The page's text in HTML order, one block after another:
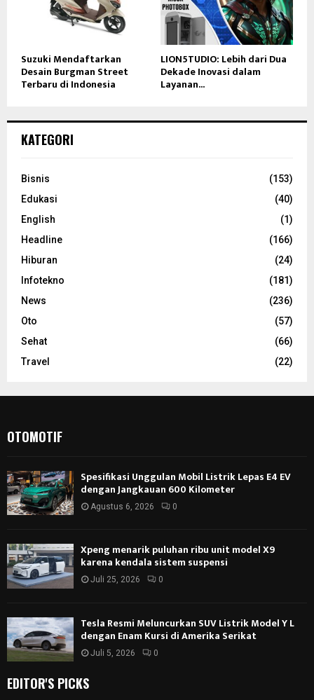
Suzuki Mendaftarkan
Desain Burgman Street
Terbaru di Indonesia
LION5TUDIO: Lebih dari Dua
Dekade Inovasi dalam
Layanan...
KATEGORI
Bisnis
(153)
Edukasi
(40)
English
(1)
Headline
(166)
Hiburan
(24)
Infotekno
(181)
News
(236)
Oto
(57)
Sehat
(66)
Travel
(22)
OTOMOTIF
Spesifikasi Unggulan Mobil Listrik Lepas E4 EV
dengan Jangkauan 600 Kilometer
Agustus 6, 2026 0
Xpeng menarik puluhan ribu unit model X9
karena kendala sistem suspensi
Juli 25, 2026 0
Tesla Resmi Meluncurkan SUV Listrik Model Y L
dengan Enam Kursi di Amerika Serikat
Juli 5, 2026 0
EDITOR'S PICKS